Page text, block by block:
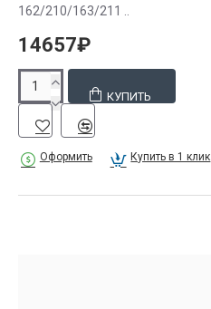
162/210/163/211 ..
14657₽
КУПИТЬ
Оформить Купить в 1 клик